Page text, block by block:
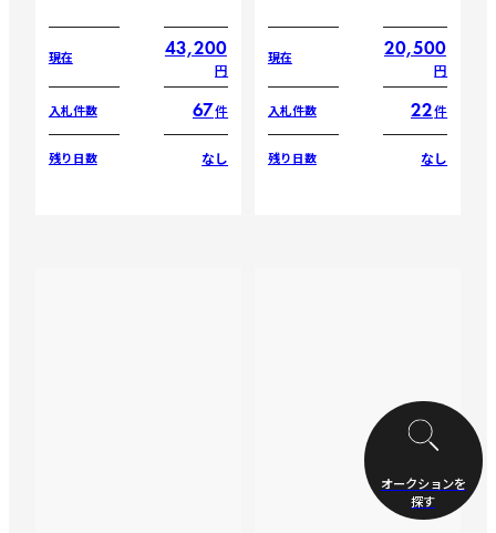
現在 43,200
円
入札件数 67件
残り日数 なし
現在 20,500
円
入札件数 22件
残り日数 なし
オークションを
探す